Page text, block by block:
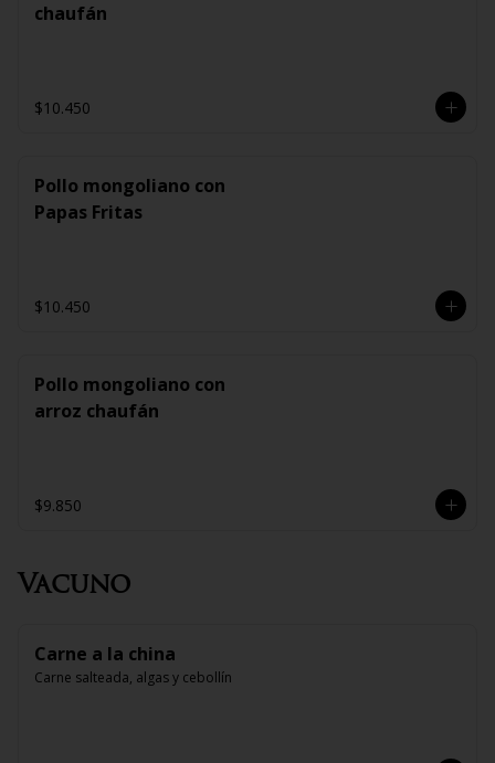
chaufán
$10.450
Pollo mongoliano con
Papas Fritas
$10.450
Pollo mongoliano con
arroz chaufán
$9.850
Vacuno
Carne a la china
Carne salteada, algas y cebollín